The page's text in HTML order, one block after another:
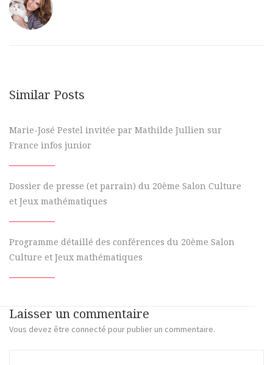
Similar Posts
Marie-José Pestel invitée par Mathilde Jullien sur
France infos junior
Dossier de presse (et parrain) du 20ème Salon Culture
et Jeux mathématiques
Programme détaillé des conférences du 20ème Salon
Culture et Jeux mathématiques
Laisser un commentaire
Vous devez être connecté pour publier un commentaire.